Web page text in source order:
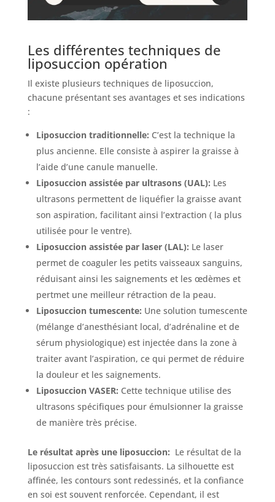
Les différentes techniques de
liposuccion opération
Il existe plusieurs techniques de liposuccion,
chacune présentant ses avantages et ses indications
:
Liposuccion traditionnelle: C’est la technique la
plus ancienne. Elle consiste à aspirer la graisse à
l’aide d’une canule manuelle.
Liposuccion assistée par ultrasons (UAL): Les
ultrasons permettent de liquéfier la graisse avant
son aspiration, facilitant ainsi l’extraction ( la plus
utilisée pour le ventre).
Liposuccion assistée par laser (LAL): Le laser
permet de coaguler les petits vaisseaux sanguins,
réduisant ainsi les saignements et les œdèmes et
pertmet une meilleur rétraction de la peau.
Liposuccion tumescente: Une solution tumescente
(mélange d’anesthésiant local, d’adrénaline et de
sérum physiologique) est injectée dans la zone à
traiter avant l’aspiration, ce qui permet de réduire
la douleur et les saignements.
Liposuccion VASER: Cette technique utilise des
ultrasons spécifiques pour émulsionner la graisse
de manière très précise.
Le résultat après une liposuccion: Le résultat de la
liposuccion est très satisfaisants. La silhouette est
affinée, les contours sont redessinés, et la confiance
en soi est souvent renforcée. Cependant, il est